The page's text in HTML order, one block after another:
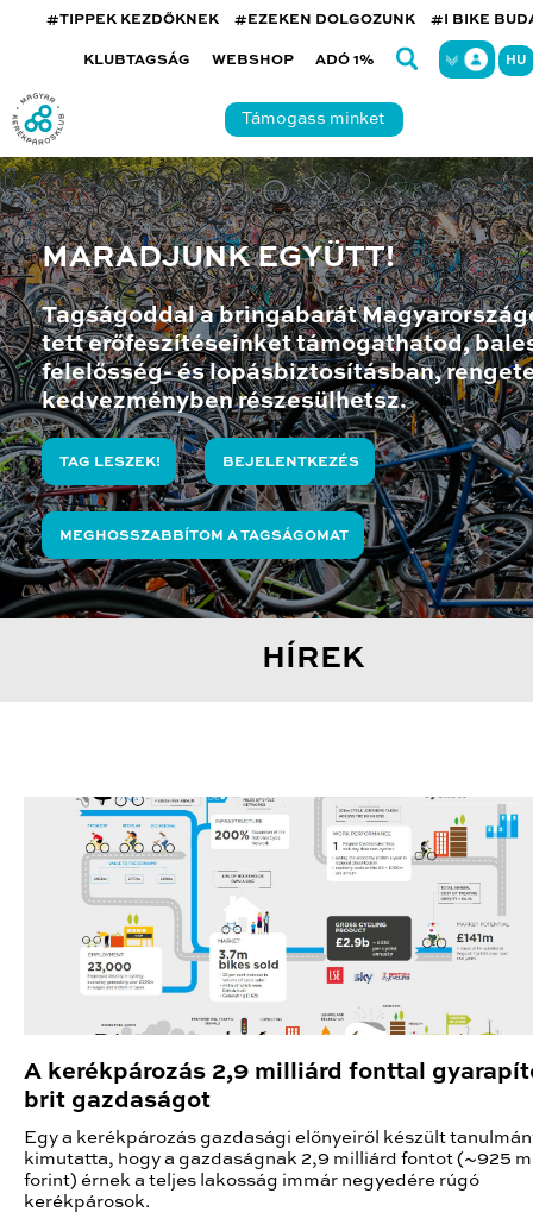
#TIPPEK KEZDŐKNEK #EZEKEN DOLGOZUNK #I BIKE
KLUBTAGSÁG WEBSHOP ADÓ 1% HU
Támogass minket
MARADJUNK EGYÜTT!
Tagságoddal a bringabarát
tett erőfeszítéseinket támogathatod,
felelősség- és lopásbiztosításban,
kedvezményben részesülhetsz.
TAG LESZEK! BEJELENTKEZÉS
MEGHOSSZABBÍTOM A TAGSÁGOMAT
HÍREK
A kerékpározás 2,9 milliárd fonttal
brit gazdaságot
Egy a kerékpározás gazdasági előnyeiről készült
kimutatta, hogy a gazdaságnak 2,9 milliárd fontot (~925
forint) érnek a teljes lakosság immár negyedére rúgó
kerékpárosok.